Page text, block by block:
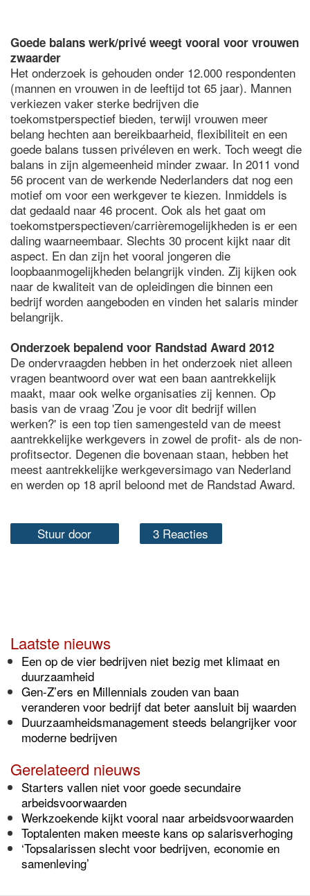
Goede balans werk/privé weegt vooral voor vrouwen
zwaarder
Het onderzoek is gehouden onder 12.000 respondenten
(mannen en vrouwen in de leeftijd tot 65 jaar). Mannen
verkiezen vaker sterke bedrijven die
toekomstperspectief bieden, terwijl vrouwen meer
belang hechten aan bereikbaarheid, flexibiliteit en een
goede balans tussen privéleven en werk. Toch weegt die
balans in zijn algemeenheid minder zwaar. In 2011 vond
56 procent van de werkende Nederlanders dat nog een
motief om voor een werkgever te kiezen. Inmiddels is
dat gedaald naar 46 procent. Ook als het gaat om
toekomstperspectieven/carrièremogelijkheden is er een
daling waarneembaar. Slechts 30 procent kijkt naar dit
aspect. En dan zijn het vooral jongeren die
loopbaanmogelijkheden belangrijk vinden. Zij kijken ook
naar de kwaliteit van de opleidingen die binnen een
bedrijf worden aangeboden en vinden het salaris minder
belangrijk.
Onderzoek bepalend voor Randstad Award 2012
De ondervraagden hebben in het onderzoek niet alleen
vragen beantwoord over wat een baan aantrekkelijk
maakt, maar ook welke organisaties zij kennen. Op
basis van de vraag 'Zou je voor dit bedrijf willen
werken?' is een top tien samengesteld van de meest
aantrekkelijke werkgevers in zowel de profit- als de non-
profitsector. Degenen die bovenaan staan, hebben het
meest aantrekkelijke werkgeversimago van Nederland
en werden op 18 april beloond met de Randstad Award.
Stuur door 3 Reacties
Laatste nieuws
Een op de vier bedrijven niet bezig met klimaat en
duurzaamheid
Gen-Z’ers en Millennials zouden van baan
veranderen voor bedrijf dat beter aansluit bij waarden
Duurzaamheidsmanagement steeds belangrijker voor
moderne bedrijven
Gerelateerd nieuws
Starters vallen niet voor goede secundaire
arbeidsvoorwaarden
Werkzoekende kijkt vooral naar arbeidsvoorwaarden
Toptalenten maken meeste kans op salarisverhoging
‘Topsalarissen slecht voor bedrijven, economie en
samenleving’